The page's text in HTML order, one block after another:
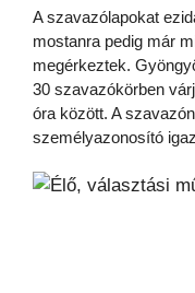
A szavazólapokat
mostanra pedig már
megérkeztek.
30 szavazókörben
óra között. A
személyazonosító